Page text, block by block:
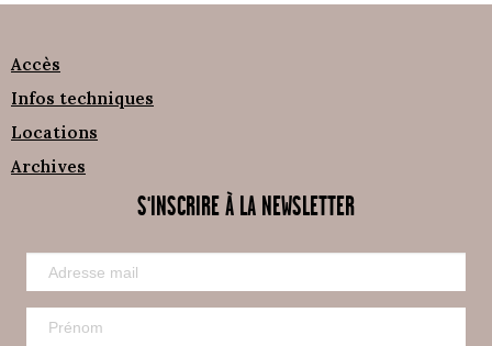
Accès
Infos techniques
Locations
Archives
S'INSCRIRE À LA NEWSLETTER